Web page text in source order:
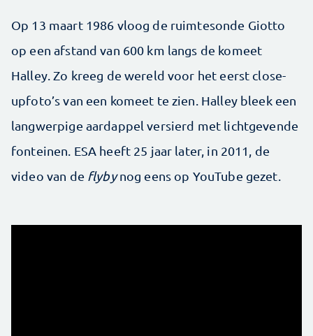
Op 13 maart 1986 vloog de ruimtesonde Giotto
op een afstand van 600 km langs de komeet
Halley. Zo kreeg de wereld voor het eerst close-
upfoto’s van een komeet te zien. Halley bleek een
langwerpige aardappel versierd met lichtgevende
fonteinen. ESA heeft 25 jaar later, in 2011, de
video van de flybynog eens op YouTube gezet.